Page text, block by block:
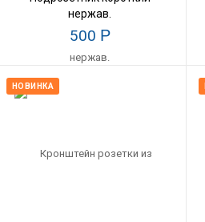
нержав.
500 Р
НОВИНКА